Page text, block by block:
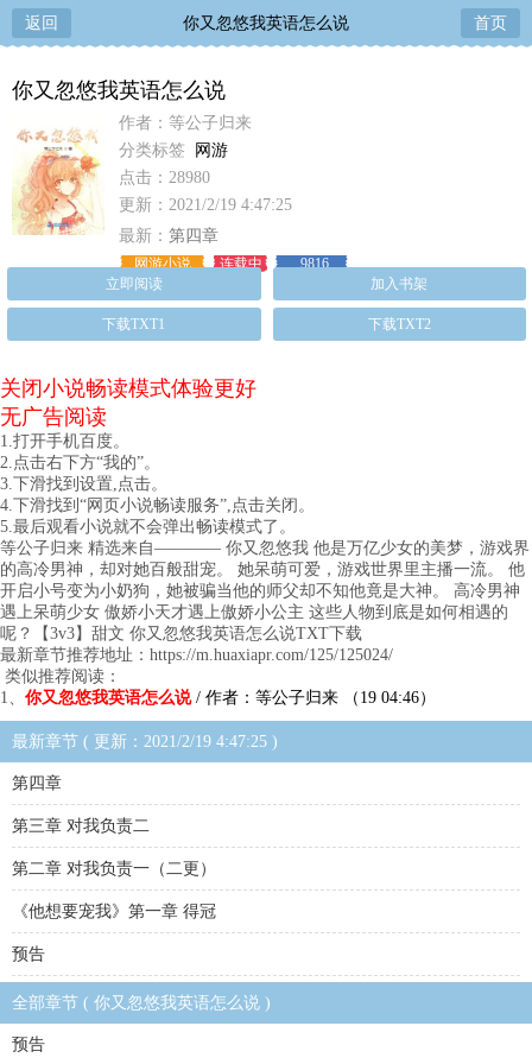
返回 你又忽悠我英语怎么说 首页
你又忽悠我英语怎么说
作者：等公子归来
分类标签
网游
点击：28980
更新：2021/2/19 4:47:25
最新： 第四章
网游小说 连载中
9816
立即阅读
加入书架
下载TXT1 下载TXT2
关闭小说畅读模式体验更好
无广告阅读
1.打开手机百度。
2.点击右下方“我的”。
3.下滑找到设置,点击。
4.下滑找到“网页小说畅读服务”,点击关闭。
5.最后观看小说就不会弹出畅读模式了。
等公子归来 精选来自———— 你又忽悠我 他是万亿少女的美梦，游戏界
的高冷男神，却对她百般甜宠。 她呆萌可爱，游戏世界里主播一流。 他
开启小号变为小奶狗，她被骗当他的师父却不知他竟是大神。 高冷男神
遇上呆萌少女 傲娇小天才遇上傲娇小公主 这些人物到底是如何相遇的
呢？【3v3】甜文 你又忽悠我英语怎么说TXT下载
最新章节推荐地址：https://m.huaxiapr.com/125/125024/
类似推荐阅读：
1、 你又忽悠我英语怎么说/ 作者：等公子归来 （19 04:46）
最新章节 ( 更新：2021/2/19 4:47:25 )
第四章
第三章 对我负责二
第二章 对我负责一（二更）
《他想要宠我》第一章 得冠
预告
全部章节 ( 你又忽悠我英语怎么说 )
预告